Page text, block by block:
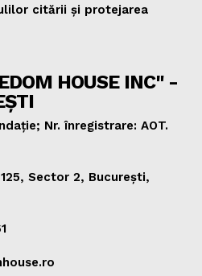
citării și protejarea
HOUSE INC" -
Nr. înregistrare: AOT.
Sector 2, București,